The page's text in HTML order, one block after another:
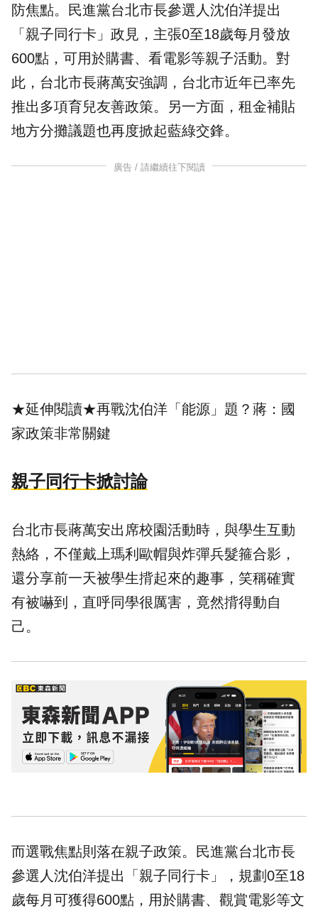
防焦點。民進黨台北市長參選人沈伯洋提出
「親子同行卡」政見，主張0至18歲每月發放
600點 ，可用於購書、看電影等親子活動。對
此，台北市長蔣萬安強調，台北市近年已率先
推出多項育兒友善政策。另一方面，租金補貼
地方分攤議題也再度掀起藍綠交鋒。
廣告 / 請繼續往下閱讀
★延伸閱讀★再戰沈伯洋「能源」題？蔣：國
家政策非常關鍵
親子同行卡掀討論
台北市長蔣萬安出席校園活動時，與學生互動
熱絡，不僅戴上瑪利歐帽與炸彈兵髮箍合影，
還分享前一天被學生揹起來的趣事，笑稱確實
有被嚇到，直呼同學很厲害，竟然揹得動自
己。
而選戰焦點則落在親子政策。民進黨台北市長
參選人沈伯洋提出「親子同行卡」，規劃0至18
歲每月可獲得600點，用於購書、觀賞電影等文